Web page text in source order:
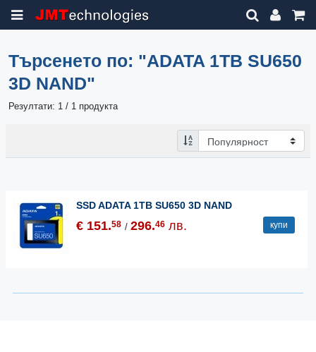
Търсенето по: "ADATA 1TB SU650
3D NAND"
Резултати: 1 / 1 продукта
SSD ADATA 1TB SU650 3D NAND
€ 151.58 / 296.46 лв. купи